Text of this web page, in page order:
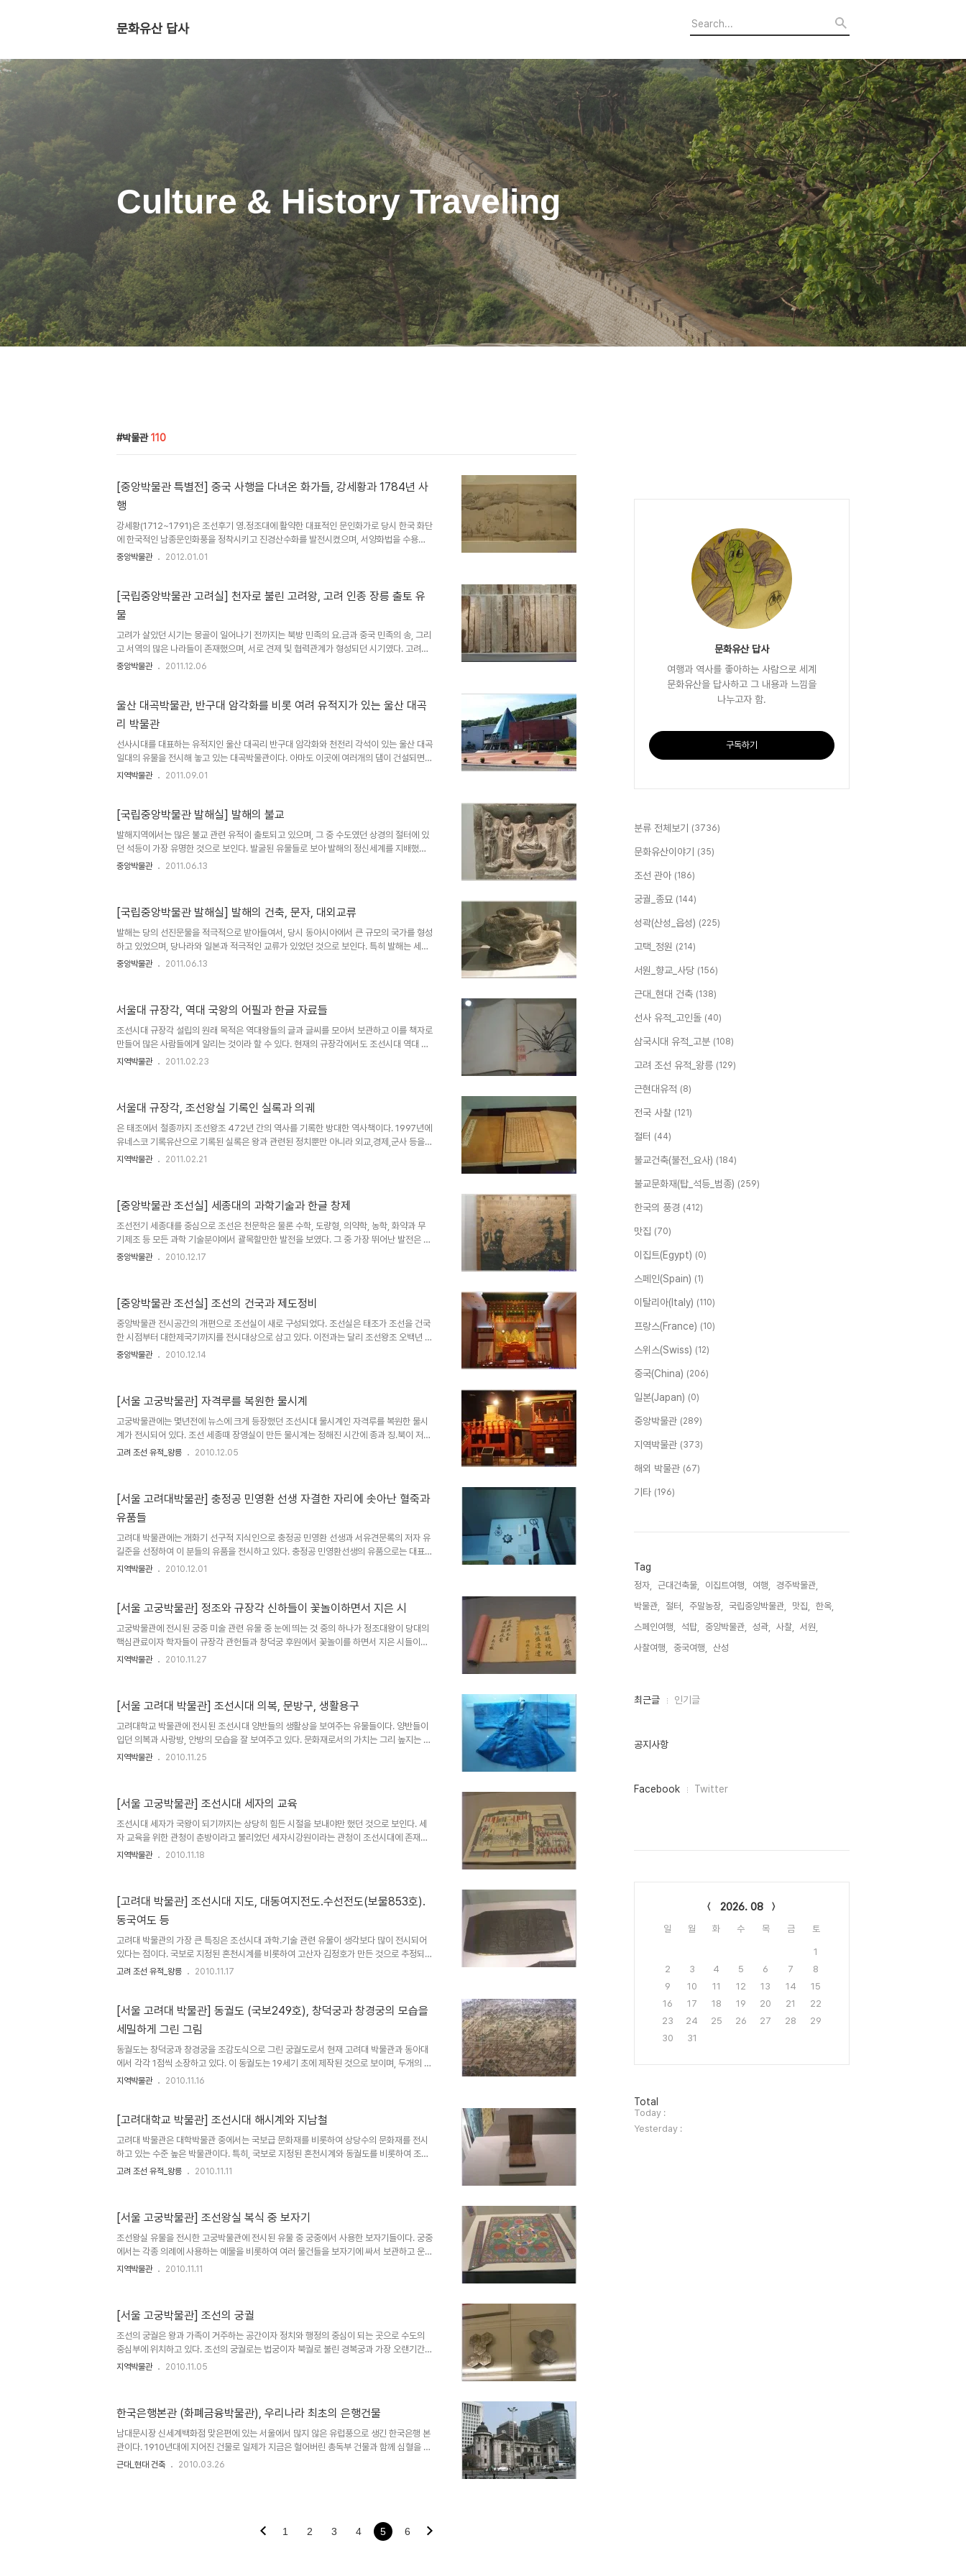
문화유산 답사
Culture & History Traveling
박물관 110
[중앙박물관 특별전] 중국 사행을 다녀온 화가들, 강세황과 1784년 사
행
강세황(1712~1791)은 조선후기 영.정조대에 활약한 대표적인 문인화가로 당시 한국 화단
에 한국적인 남종문인화풍을 정착시키고 진경산수화를 발전시켰으며, 서양화법을 수용하
는데도 기여한 인물이다. 재능이 뛰어나 시문과 글씨에도 뛰어났으며 당대의 화가인 김홍도
구하는 진취적인 인물이었던 것으로 보이며, 조선시대를 대표하는 문인화가라 할 수 있다.
강세황은 72세인 1784년에 늙은 몸을 이끌고 먼 북경 사행길을 떠났다. 젊어서는 벼슬에
뜻을 두지 않고 작품활동에 전념했던 강세황이 60대에 관직에 들어가 그가 꿈꾸었던 중국
을 70대에..
중앙박물관 2012.01.01
[국립중앙박물관 고려실] 천자로 불린 고려왕, 고려 인종 장릉 출토 유
물
고려가 살았던 시기는 몽골이 일어나기 전까지는 북방 민족의 요.금과 중국 민족의 송, 그리
고 서역의 많은 나라들이 존재했으며, 서로 견제 및 협력관계가 형성되던 시기였다. 고려왕
은 형식상 조공관계를 유지했지만, 국제관계의 역학 구도에 따라서 왕이라 칭하기도 하고
이 한번 있었던 관계로 그런 현상이 생긴것으로 보인다. 국립 중앙박물관에는 고려 왕에 대
한 대표적인 유물로 인종의 무덤인 장릉에서 출토한 유물을 전시하고 있다. 천자로 불린 고
려 왕 고려의 후삼국 통일 이후 몽골이 일어난 13세기까지 동북아시아는 고려와 정통 중국
왕조인 ..
중앙박물관 2011.12.06
울산 대곡박물관, 반구대 암각화를 비롯 여려 유적지가 있는 울산 대곡
리 박물관
선사시대를 대표하는 유적지인 울산 대곡리 반구대 암각화와 천전리 각석이 있는 울산 대곡
일대의 유물을 전시해 놓고 있는 대곡박물관이다. 아마도 이곳에 여러개의 댐이 건설되면서
수몰된 지역의 유물들을 전시하기 위해서 만든 것으로 보이며, 대곡천을 막아서 만든 대곡
줄기를 이루는 큰 골짜기에 자리하고 있었으며, 이곳에는 방리.상삼정.하삼정.양서정.구석
류의 큰 고을이었던 울산과 연결되는 교통로에 위치하고 있었으며, 산세가 아름답고 물이
맑아 선사시대..
지역박물관 2011.09.01
[국립중앙박물관 발해실] 발해의 불교
발해지역에서는 많은 불교 관련 유적이 출토되고 있으며, 그 중 수도였던 상경의 절터에 있
던 석등이 가장 유명한 것으로 보인다. 발굴된 유물들로 보아 발해의 정신세계를 지배했던
것은 불교였고, 상류층부터 하류층 서민까지 불교가 생활 속에 퍼져 있었음을 알 수 있다.
있다. 부처상, 지린성 훈춘시에 만든 석회암으로 만든 부처상으로 일본 도쿄대에서 소장하
고 있다. 석가와 다보 두 여래상이 나란히 앉은 모습을 표현하였다. 광배에 연꽃을 통하여
다시 태어나는..
중앙박물관 2011.06.13
[국립중앙박물관 발해실] 발해의 건축, 문자, 대외교류
발해는 당의 선진문물을 적극적으로 받아들여서, 당시 동아시아에서 큰 규모의 국가를 형성
하고 있었으며, 당나라와 일본과 적극적인 교류가 있었던 것으로 보인다. 특히 발해는 세계
적인 초피(담비가죽)의 생산지이다. 이 초피는 후대에 러시아가 연해주까지 동진했던 동기
구려 계통의 난방 시설인 구들이 많이 발견되는 것으로 보아 고구려를 계승했음을 확연히
알 수 있다. 국립중앙박물관은 우리나라를 대표하는 박물관이지만, 발해 관련 유물은 거의
없다. 현재 전..
중앙박물관 2011.06.13
서울대 규장각, 역대 국왕의 어필과 한글 자료들
조선시대 규장각 설립의 원래 목적은 역대왕들의 글과 글씨를 모아서 보관하고 이를 책자로
만들어 많은 사람들에게 알리는 것이라 할 수 있다. 현재의 규장각에서도 조선시대 역대 왕
들과 왕실인사 등의 글씨를 소장하고 있는데, 직접 쓴 글씨도 있고, 목판 등으로 간행된 경
한 규장각에서는 한글로 작성된 상당수의 고문서들이 전시되어 있다. 국왕을 비롯한 집권세
력의 뜻을 일반백성들에게 전달하기 위한 초기의 같은 문서와 후대 궁궐 여자들을 위해 작
성했던 ..
지역박물관 2011.02.23
서울대 규장각, 조선왕실 기록인 실록과 의궤
은 태조에서 철종까지 조선왕조 472년 간의 역사를 기록한 방대한 역사책이다. 1997년에
유네스코 기록유산으로 기록된 실록은 왕과 관련된 정치뿐만 아니라 외교,경제,군사 등을
비롯하여 민간생활까지의 다양한 내용들을 기록한 역사책으로 세계적으로도 유례가 없을
성을 상당한 수준으로 유지할 수 있었다. 유교사회인 조선왕조에서는 역사기록을 매우 중요
시 여겨 당대의 집권자들이 정치를 함에 있어서 후대의 평가를 두려워하게 하여, 공명정대
하게 일을 처리하게 ..
지역박물관 2011.02.21
[중앙박물관 조선실] 세종대의 과학기술과 한글 창제
조선전기 세종대를 중심으로 조선은 천문학은 물론 수학, 도량형, 의약학, 농학, 화약과 무
기제조 등 모든 과학 기술분야에서 괄목할만한 발전을 보였다. 그 중 가장 뛰어난 발전은 우
리고유의 문자인 한글을 창제했다는 것이다. 표의 문자인 한자를 대신한 표음문자를 사용할
있다. 중앙박물관 조선실에는 조선 전기의 과학업적을 대표할 만한 여러 유물들을 전시하고
있는데 그런 유물이 희귀하다보니 상당수는 복제품을 전시하고 있다. 태종때 만들어진 세계
지도인 '혼일강..
중앙박물관 2010.12.17
[중앙박물관 조선실] 조선의 건국과 제도정비
중앙박물관 전시공간의 개편으로 조선실이 새로 구성되었다. 조선실은 태조가 조선을 건국
한 시점부터 대한제국기까지를 전시대상으로 삼고 있다. 이전과는 달리 조선왕조 오백년 동
안 중요한 역사적 사건과 변화를 중심으로 유물을 재배치한 것으로 보이는데 그 중 첫번째
조선을 건국한 태조 이성계와 주역들의 유물로 태조의 호적과 건국 주역들의 공신녹권 등
조선 건국 과정을 이해할 수 있는 유물들도 함께 전시되어 있다. 조선을 건국한 태조 이성계
의 호적 (국보13..
중앙박물관 2010.12.14
[서울 고궁박물관] 자격루를 복원한 물시계
고궁박물관에는 몇년전에 뉴스에 크게 등장했던 조선시대 물시계인 자격루를 복원한 물시
계가 전시되어 있다. 조선 세종때 장영실이 만든 물시계는 정해진 시간에 종과 징.북이 저절
로 울리도록 한 물시계로 국가의 표준시로 운영되었던 것이다. 워낙 기계장치가 복잡하고
장함에는 자격루에 크게 미치지 못한다. 덕수궁에 전시된 자격루는 자동으로 시간을 알려주
던 기계장치들은 남아 있지 않고, 기계장치에 물을 공급해 주던 물통만이 남아 있는데, 이를
근거로 해서 2..
고려 조선 유적_왕릉 2010.12.05
[서울 고려대박물관] 충정공 민영환 선생 자결한 자리에 솟아난 혈죽과
유품들
고려대 박물관에는 개화기 선구적 지식인으로 충정공 민영환 선생과 서유견문록의 저자 유
길준을 선정하여 이 분들의 유품을 전시하고 있다. 충정공 민영환선생의 유품으로는 대표적
을 잘 알려진 선생이 자결한 자리에서 솟아난 혈죽과 '대한 이천만동포에게 남기는 글'이라
품들은 부인 박수영씨가 수습하여 간직해 오다가 후손들이 1962년 고려대 박물관에 기증
순국한 분이다. 민영환 선생은 명성황후의 조카로서 구한말 권문세가로 등장한 민씨 집안에
서 개방적이고 강직한..
지역박물관 2010.12.01
[서울 고궁박물관] 정조와 규장각 신하들이 꽃놀이하면서 지은 시
고궁박물관에 전시된 궁중 미술 관련 유물 중 눈에 띄는 것 중의 하나가 정조대왕이 당대의
핵심관료이자 학자들이 규장각 관헌들과 창덕궁 후원에서 꽃놀이를 하면서 지은 시들이다.
1792년 봄의 '내원상화임자갱재축'과 1793년 봄의 '내원상화계축갱재축'에서 약 40명
조 사후에 몰락한 사람도 있고, 무난히 살았던 사람도 있고, 다양한 인생경로를 걸었던 것으
로 보인다. 이 모임에 참석한 사람들이 글들을 보면 사람의 성향에 따라서 다양하게 글을 짓
는..
지역박물관 2010.11.27
[서울 고려대 박물관] 조선시대 의복, 문방구, 생활용구
고려대학교 박물관에 전시된 조선시대 양반들의 생활상을 보여주는 유물들이다. 양반들이
입던 의복과 사랑방, 안방의 모습을 잘 보여주고 있다. 문화재로서의 가치는 그리 높지는 않
지만, 생활사적인 의미가 있는 것들로 당시의 생활모습을 엿볼 수 있다는데 의의가 있는 것
들의 의복을 볼 수 있기도 하다. 조선시대 양반들의 외출복인 도포와 갓. 당시 특권층인 양
반들이 입었던 옷이지만 수수해 보인다. 양반집 여인네들이 입었던 저고리와 치마 양바들이
집에서 쓰고 ..
지역박물관 2010.11.25
[서울 고궁박물관] 조선시대 세자의 교육
조선시대 세자가 국왕이 되기까지는 상당히 힘든 시절을 보내야만 했던 것으로 보인다. 세
자 교육을 위한 관청이 춘방이라고 불리었던 세자시강원이라는 관청이 조선시대에 존재했
었다. 세자는 아침부터 저녁까지 특별교육을 받아야만 했고 국왕을 비롯하여 수많은 사람으
에서 세자교육 하는 장면을 보면 신하들이 마음을 먹고 세자를 곤욕스럽게 하는 장면이 많
이 등장했는데 당쟁이 심했던 조선후기에 그런 경향이 없지 않았을 것으로 보인다. 숙종이
아들 연령군에게 내..
지역박물관 2010.11.18
[고려대 박물관] 조선시대 지도, 대동여지전도.수선전도(보물853호).
동국여도 등
고려대 박물관의 가장 큰 특징은 조선시대 과학.기술 관련 유물이 생각보다 많이 전시되어
있다는 점이다. 국보로 지정된 혼천시계를 비롯하여 고산자 김정호가 만든 것으로 추정되는
당시 서울의 지도를 목판본을 만든 수선전도, 궁궐을 묘사한 동궐도를 비롯하여 각종 해시
울을 찾았던 외국인 선교사들이 이 지도를 많이 이용했었다고 하며, 그런 종류의 필사본이
연세대 박물관에 전시되어 있다고 한다. 그리고 한반도를 묘사한 유명한 그림인 근역강산맹
호기상도, 한반도 전체를 그린 대동여지전도와 아국지도를 비롯하여 각종 지리지 관련 유물
들이 체계있..
고려 조선 유적_왕릉 2010.11.17
[서울 고려대 박물관] 동궐도 (국보249호), 창덕궁과 창경궁의 모습을
세밀하게 그린 그림
동궐도는 창덕궁과 창경궁을 조감도식으로 그린 궁궐도로서 현재 고려대 박물관과 동아대
에서 각각 1점씩 소장하고 있다. 이 동궐도는 19세기 초에 제작된 것으로 보이며, 두개의 동
궐도 모두 같이 그려진 그림이라고 하며 원래는 천.지.인의 세벌이 만들어졌다고 한다. 이
뿐 아니라 담장, 계단, 연못 우물 등의 시설물과 자연을 실제의 모습 그대로 묘사되어 있다.
으로 궁궐 건축과 문화를 연구하는데 중요한 자료가 되고 있다고 한다. 그림에 있는 건물의
건물..
지역박물관 2010.11.16
[고려대학교 박물관] 조선시대 해시계와 지남철
고려대 박물관은 대학박물관 중에서는 국보급 문화재를 비롯하여 상당수의 문화재를 전시
하고 있는 수준 높은 박물관이다. 특히, 국보로 지정된 혼천시계와 동궐도를 비롯하여 조선
시계에 민간에서 사용했던 각종 해시계와 지도, 천문도 등은 고궁박물관을 제외하고는 다른
된 것은 아니지만 관청에서 사용했던 대중적인 시계인 앙부일구와 지평일구, 민간에서 사용
되었던 일영시계를 전시하고 있으며, 원래는 과학기구이지만 집터나 무덤자리를 잡을때 풍
수쟁이라고도 불리었던 지관..
고려 조선 유적_왕릉 2010.11.11
[서울 고궁박물관] 조선왕실 복식 중 보자기
조선왕실 유물을 전시한 고궁박물관에 전시된 유물 중 궁중에서 사용한 보자기들이다. 궁중
에서는 각종 의례에 사용하는 예물을 비롯하여 여러 물건들을 보자기에 싸서 보관하고 운반
하였다. 궁중에서 사용한 보자기는 일반 보자기와는 달리 최상급의 직물에 화려한 문양으로
담았던 함을 쌀 때 사용한 겹보자기로 붉은색 명주비단의 네 귀퉁이에 옥색 술로 장식한 금
전지를 달았다. 누비 겹보자기. 다홍색과 청색 명주 두겹을 겹쳐서 홈질을 촘촘히 한 누비
보자기로 ..
지역박물관 2010.11.11
[서울 고궁박물관] 조선의 궁궐
조선의 궁궐은 왕과 가족이 거주하는 공간이자 정치와 행정의 중심이 되는 곳으로 수도의
중심부에 위치하고 있다. 조선의 궁궐로는 법궁이자 북궐로 불린 경복궁과 가장 오랜기간동
안 국왕이 머물렀던 동궐인 창덕궁과 창경궁, 서궐인 경희궁, 남궐이라 할 수 있는 덕수궁이
데 주로 건물의 공사내력을 적은 상량문과 각종 건물에 내걸었던 현판, 화재를 예방하고자
하는 부적의 의미를 갖는 여러 유물들이 전시되어 있다. 궁궐에 대한 이해는 박물관보다는
실제 궁궐의 ..
지역박물관 2010.11.05
한국은행본관 (화폐금융박물관), 우리나라 최초의 은행건물
남대문시장 신세계백화점 맞은편에 있는 서울에서 많지 않은 유럽풍으로 생긴 한국은행 본
관이다. 1910년대에 지어진 건물로 일제가 지금은 헐어버린 총독부 건물과 함께 심혈을 기
울여 지은 건물이다. 우리나라 최초(?)의 은행 건물로 외벽에는 화강석을 다듬어 붙였고, 지
많은 서울이지만, 오랜 기간동안 서울을 대표하는 건축물로서 맞은편 신세계 백화점과 함께
근대_현대 건축 2010.03.26
1 2 3 4 5 6
문화유산 답사
여행과 역사를 좋아하는 사람으로 세계
문화유산을 답사하고 그 내용과 느낌을
나누고자 함.
구독하기
분류 전체보기 (3736)
문화유산이야기 (35)
조선 관아 (186)
궁궐_종묘 (144)
성곽(산성_읍성) (225)
고택_정원 (214)
서원_향교_사당 (156)
근대_현대 건축 (138)
선사 유적_고인돌 (40)
삼국시대 유적_고분 (108)
고려 조선 유적_왕릉 (129)
근현대유적 (8)
전국 사찰 (121)
절터 (44)
불교건축(불전_요사) (184)
불교문화재(탑_석등_범종) (259)
한국의 풍경 (412)
맛집 (70)
이집트(Egypt) (0)
스페인(Spain) (1)
이탈리아(Italy) (110)
프랑스(France) (10)
스위스(Swiss) (12)
중국(China) (206)
일본(Japan) (0)
중앙박물관 (289)
지역박물관 (373)
해외 박물관 (67)
기타 (196)
Tag
정자, 근대건축물, 이집트여행, 여행,
경주박물관,
박물관,
절터, 주말농장, 국립중앙박물관, 맛집,
한옥,
스페인여행,
석탑, 중앙박물관, 성곽, 사찰,
서원,
사찰여행,
중국여행, 산성,
최
인
최근글 인기글
공지사항
페
Facebook Twitter
2026. 08
일 월 화 수 목 금 토
1
2
3 4 5 6 7
8
9
10 11 12 13 14
15
16
17 18 19 20 21
22
23
24 25 26 27 28
29
30
31
방
문
자
수
Total
Today :
Yesterday :